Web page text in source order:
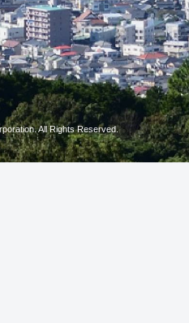
All Rights Reserved.